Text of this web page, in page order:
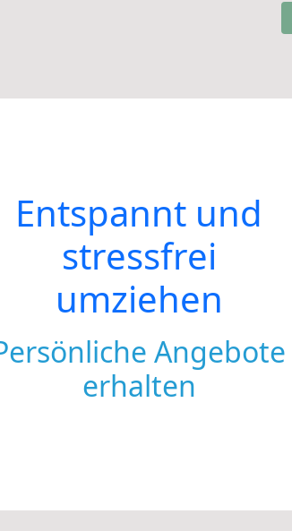
Entspannt und
stressfrei
umziehen
Angebote
erhalten